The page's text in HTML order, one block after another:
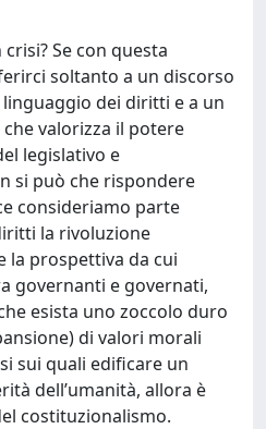
Se con questa
soltanto a un discorso
dei diritti e a un
valorizza il potere
legislativo e
si può che rispondere
consideriamo parte
la rivoluzione
la prospettiva da cui
governanti e governati,
esista uno zoccolo duro
di valori morali
sui quali edificare un
dell’umanità, allora è
costituzionalismo.